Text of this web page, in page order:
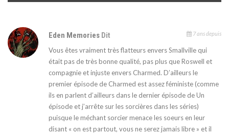
Eden Memories Dit 7 ans depuis
Vous êtes vraiment très flatteurs envers Smallville qui
était pas de très bonne qualité, pas plus que Roswell et
compagnie et injuste envers Charmed. D’ailleurs le
premier épisode de Charmed est assez féministe (comme
ils en parlent d’ailleurs dans le dernier épisode de Un
épisode et j’arrête sur les sorcières dans les séries)
puisque le méchant sorcier menace les soeurs en leur
disant « on est partout, vous ne serez jamais libre » et il